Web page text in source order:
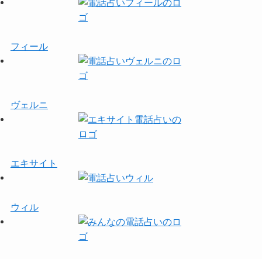
フィール
ヴェルニ
エキサイト
ウィル